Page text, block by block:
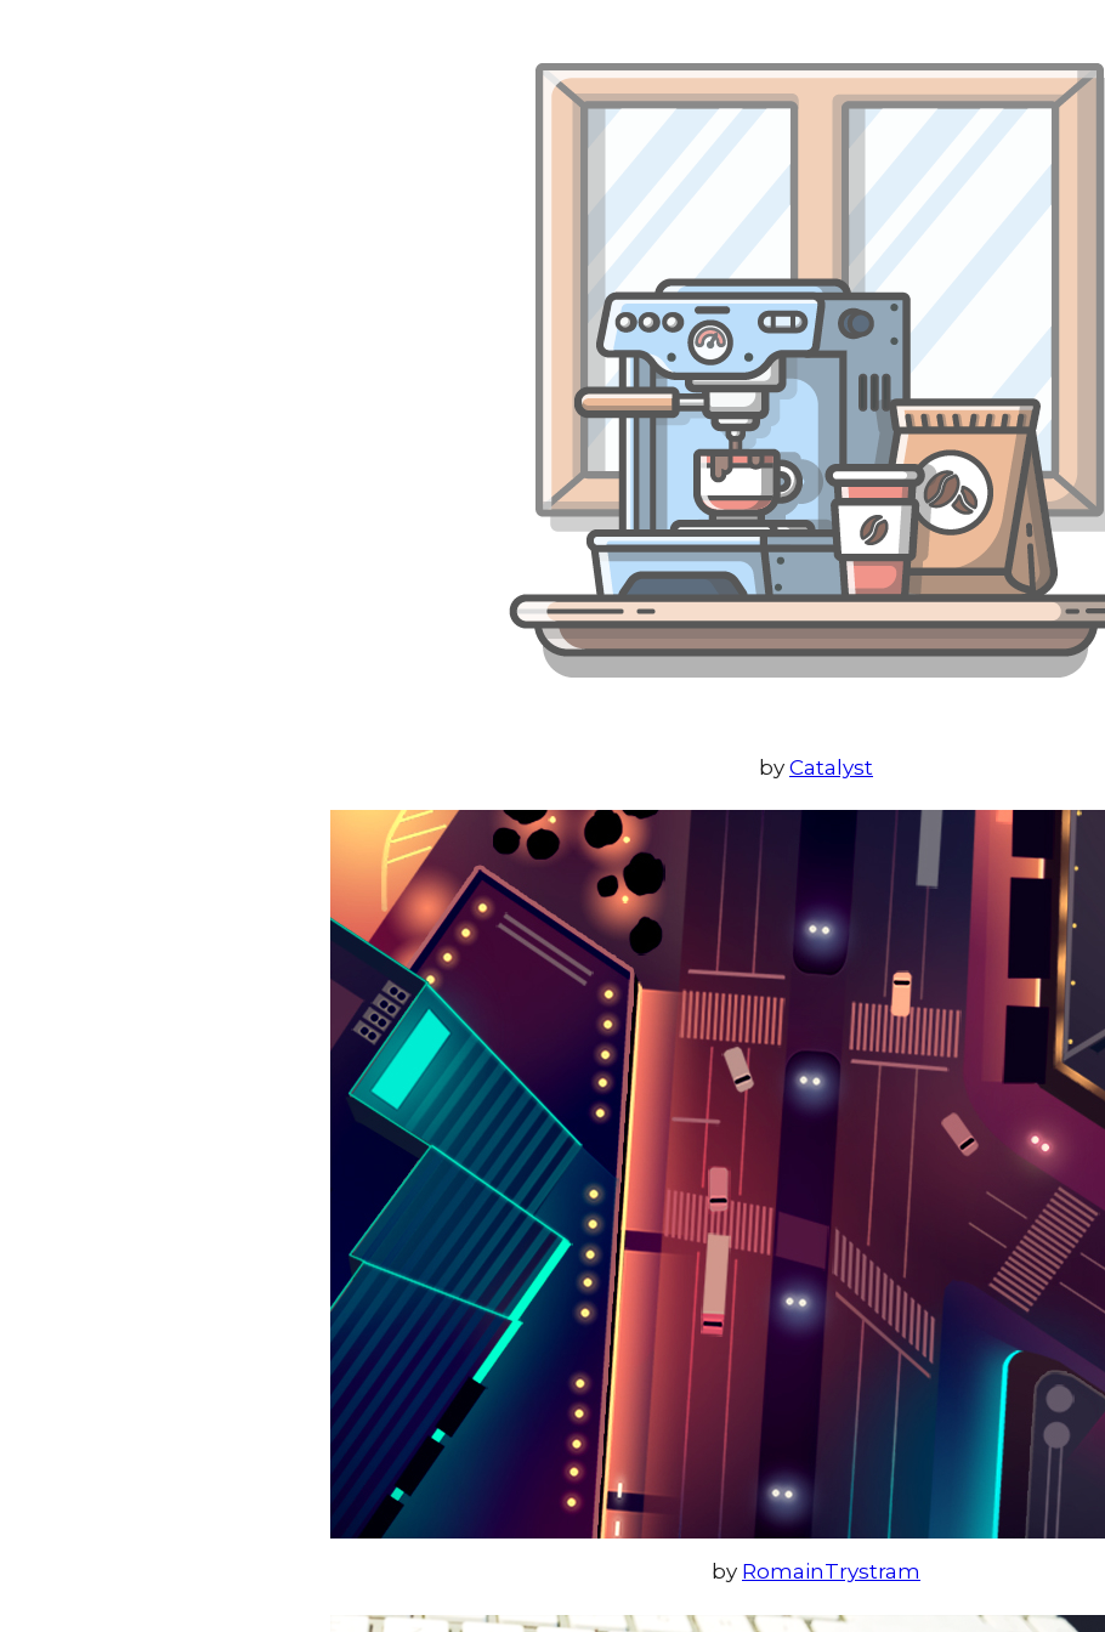
by Catalyst
by RomainTrystram